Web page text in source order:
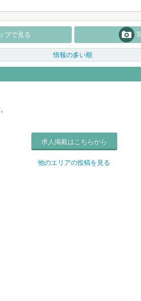
プで見る
情報の多い順
求人掲載はこちらから
他のエリアの投稿を見る